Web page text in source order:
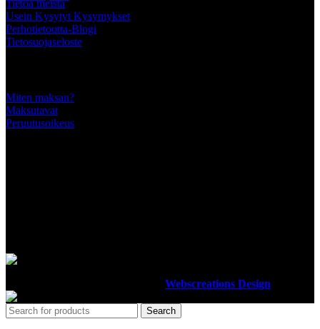
Tietoa meistä
Usein Kysytyt Kysymykset
Perhotietoutta-Blogi
Tietosuojaseloste
Miten maksan?
Maksutavat
Peruutusoikeus
Webscreations Design
Search